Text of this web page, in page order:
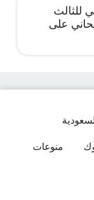
للثالث
على
منوعات